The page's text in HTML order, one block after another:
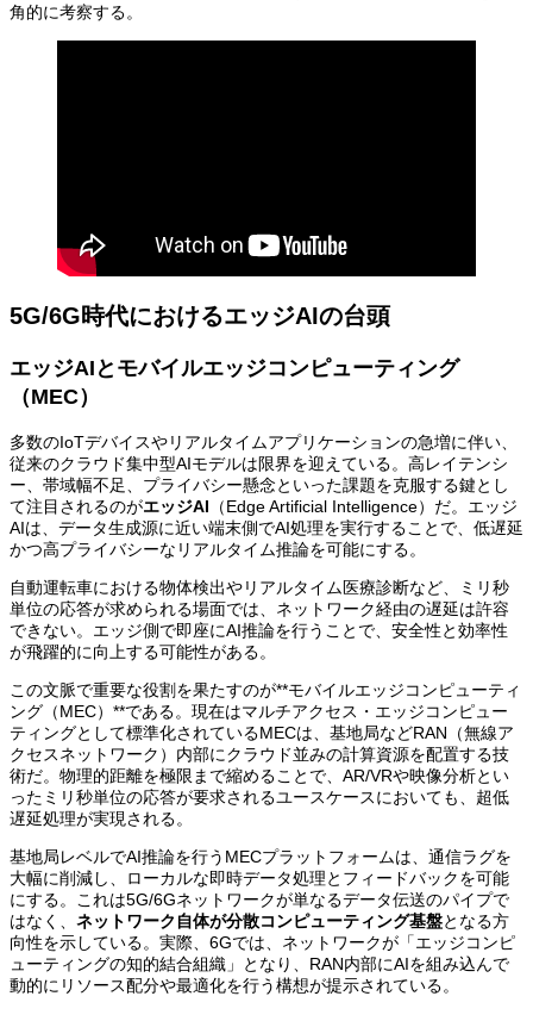
角的に考察する。
5G/6G時代におけるエッジAIの台頭
エッジAIとモバイルエッジコンピューティング
（MEC）
多数のIoTデバイスやリアルタイムアプリケーションの急増に伴い、
従来のクラウド集中型AIモデルは限界を迎えている。高レイテンシ
ー、帯域幅不足、プライバシー懸念といった課題を克服する鍵とし
て注目されるのがエッジAI （Edge Artificial Intelligence）だ。エッジ
AIは、データ生成源に近い端末側でAI処理を実行することで、低遅延
かつ高プライバシーなリアルタイム推論を可能にする。
自動運転車における物体検出やリアルタイム医療診断など、ミリ秒
単位の応答が求められる場面では、ネットワーク経由の遅延は許容
できない。エッジ側で即座にAI推論を行うことで、安全性と効率性
が飛躍的に向上する可能性がある。
この文脈で重要な役割を果たすのが**モバイルエッジコンピューティ
ング（MEC）**である。現在はマルチアクセス・エッジコンピュー
ティングとして標準化されているMECは、基地局などRAN（無線ア
クセスネットワーク）内部にクラウド並みの計算資源を配置する技
術だ。物理的距離を極限まで縮めることで、AR/VRや映像分析とい
ったミリ秒単位の応答が要求されるユースケースにおいても、超低
遅延処理が実現される。
基地局レベルでAI推論を行うMECプラットフォームは、通信ラグを
大幅に削減し、ローカルな即時データ処理とフィードバックを可能
にする。これは5G/6Gネットワークが単なるデータ伝送のパイプで
はなく、 ネットワーク自体が分散コンピューティング基盤となる方
向性を示している。実際、6Gでは、ネットワークが「エッジコンピ
ューティングの知的結合組織」となり、RAN内部にAIを組み込んで
動的にリソース配分や最適化を行う構想が提示されている。